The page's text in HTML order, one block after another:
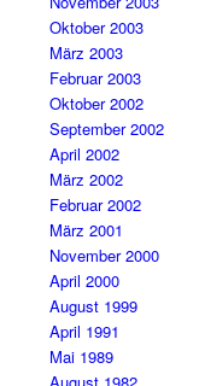
Oktober 2003
März 2003
Februar 2003
Oktober 2002
September 2002
April 2002
März 2002
Februar 2002
März 2001
November 2000
April 2000
August 1999
April 1991
Mai 1989